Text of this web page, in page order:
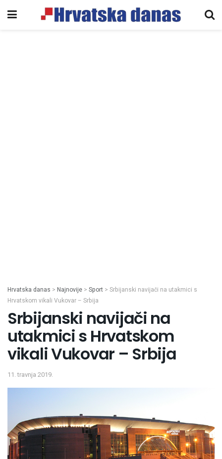
Hrvatska danas > Najnovije > Sport > Srbijanski navijači na utakmici s
Hrvatskom vikali Vukovar – Srbija
Srbijanski navijači na
utakmici s Hrvatskom
vikali Vukovar – Srbija
11. travnja 2019.